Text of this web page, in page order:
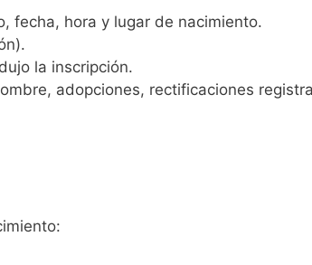
fecha, hora y lugar de nacimiento.
la inscripción.
adopciones, rectificaciones